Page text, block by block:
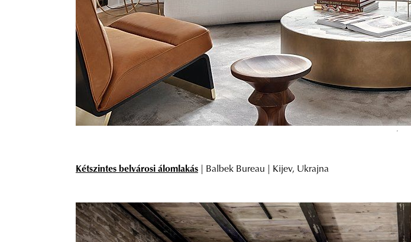
Kétszintes belvárosi álomlakás | Balbek Bureau | Kijev, Ukrajna